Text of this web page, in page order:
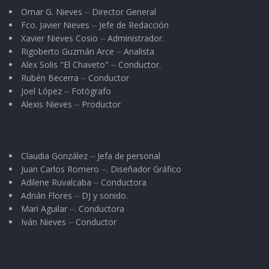
actualiza códigos y que nos mete en una
situación en el que el lenguaje más difícil,
no es el lenguaje del país más lejano, sino
el lenguaje de una sociedad que trata de
hacernos llegar con su lenguaje a veces
con la inconformidad, a veces con el
reclamo, de hacia dónde deben de ir los
En este ejercicio de libre expresión, el doctor
Navarro Quintero estuvo acompañado por su
esposa, la presidenta del DIF Nayarit, Beatriz
Estrada Martínez, así como por integrantes del
Omar G. Nieves ⏤ Director General
Fco. Javier Nieves ⏤ Jefe de Redacción
Xavier Nieves Cosio ⏤ Administrador.
Rigoberto Guzmán Arce ⏤ Analista
Alex Solis "El Chaveto" ⏤ Conductor.
Rubén Becerra ⏤ Conductor
Joel López ⏤ Fotógrafo
Alexis Nieves ⏤ Productor
Claudia González ⏤ Jefa de personal
Juan Carlos Romero ⏤. Diseñador Gráfico
Adilene Ruvalcaba ⏤ Conductora
Adrián Flores ⏤ DJ y sonido.
Mari Aguilar ⏤. Conductora
Iván Nieves ⏤ Conductor